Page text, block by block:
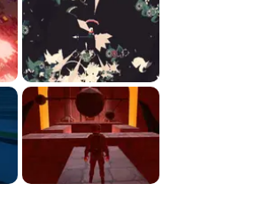
ォートナイト風の建...
ォートナイト風の建築バトルが楽しめる無料ブ
ウザTPS。
ソロとチーム戦を様々...
手軽に対戦バトルを楽しめるのが魅力のブラウ